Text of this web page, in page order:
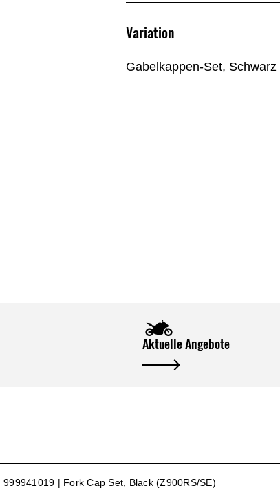
Variation
Gabelkappen-Set, Schwarz
Aktuelle Angebote
999941019 | Fork Cap Set, Black (Z900RS/SE)